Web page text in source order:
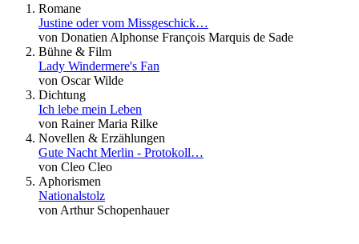
Romane
Justine oder vom Missgeschick…
von Donatien Alphonse François Marquis de Sade
Bühne & Film
Lady Windermere's Fan
von Oscar Wilde
Dichtung
Ich lebe mein Leben
von Rainer Maria Rilke
Novellen & Erzählungen
Gute Nacht Merlin - Protokoll…
von Cleo Cleo
Aphorismen
Nationalstolz
von Arthur Schopenhauer